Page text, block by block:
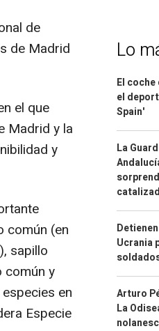
de
de Madrid
el que
Madrid y la
y
común (en
sapillo
común y
en
Especie
Lo
El coche
el
Spain'
La
Ucrania
Arturo
La